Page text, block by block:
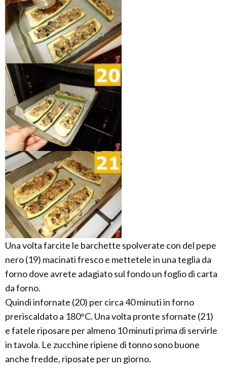
Una volta farcite le barchette spolverate con del pepe
nero (19) macinati fresco e mettetele in una teglia da
forno dove avrete adagiato sul fondo un foglio di carta
da forno.
Quindi infornate (20) per circa 40 minuti in forno
preriscaldato a 180°C. Una volta pronte sfornate (21)
e fatele riposare per almeno 10 minuti prima di servirle
in tavola. Le zucchine ripiene di tonno sono buone
anche fredde, riposate per un giorno.